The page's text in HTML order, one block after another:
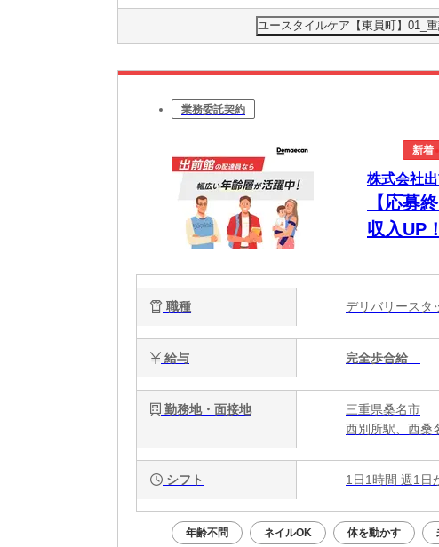
ユースタイルケア【東員町】01_
業務委託契約
新着
株式会社
【応募
収入UP
職種 デリバリース
給与 完全歩合給
勤務地・面接地
三重県桑名市
西別所駅、西桑
シフト 1日1時間 週1日
年齢不問 ネイルOK 体を動かす